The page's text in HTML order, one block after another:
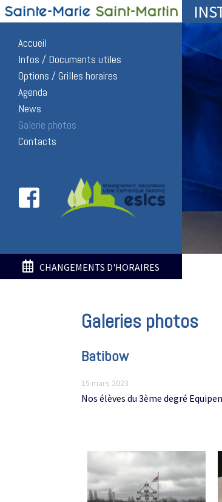
Accueil
Infos / Documents utiles
Options / Grilles horaires
Agenda
News
Galerie photos
Contacts
CHANGEMENTS D'HORAIRES
Galeries photos
Batibow
15 mars 2023
Nos élèves du 3ème degré